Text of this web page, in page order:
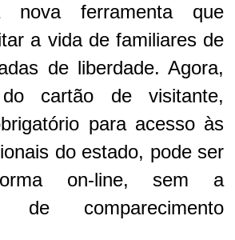
nova ferramenta que
a vida de familiares de
de liberdade. Agora,
cartão de visitante,
para acesso às
do estado, pode ser
on-line, sem a
de comparecimento